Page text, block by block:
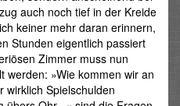
auch noch tief in der Kreide
keiner mehr daran erinnern,
Stunden eigentlich passiert
Zimmer muss nun
werden: »Wie kommen wir an
wirklich Spielschulden